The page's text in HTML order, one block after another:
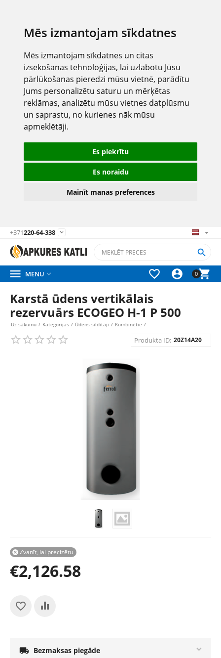
Mēs izmantojam sīkdatnes
Mēs izmantojam sīkdatnes un citas
izsekošanas tehnoloģijas, lai uzlabotu Jūsu
pārlūkošanas pieredzi mūsu vietnē, parādītu
Jums personalizētu saturu un mērķētas
reklāmas, analizētu mūsu vietnes datplūsmu
un saprastu, no kurienes nāk mūsu
apmeklētāji.
Es piekrītu
Es noraidu
Mainīt manas preferences
+371220-64-338 
0



 MENU 
Karstā ūdens vertikālais
rezervuārs ECOGEO H-1 P 500
Uz sākumu / Kategorijas / Ūdens sildītāji / Kombinētie /
Produkta ID: 20Z14A20
Zvanīt, lai precizētu

€2,126.58
 Bezmaksas piegāde